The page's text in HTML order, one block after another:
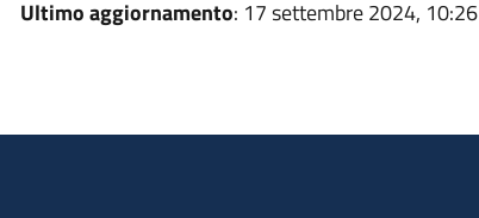
Ultimo aggiornamento: 17 settembre 2024, 10:26